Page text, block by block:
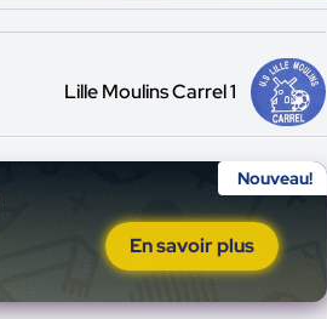
Lille Moulins Carrel 1
Nouveau!
En savoir plus